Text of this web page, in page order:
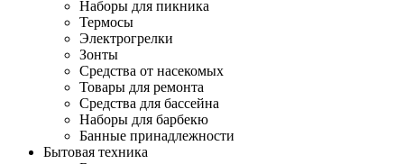
Наборы для пикника
Термосы
Электрогрелки
Зонты
Средства от насекомых
Товары для ремонта
Средства для бассейна
Наборы для барбекю
Банные принадлежности
Бытовая техника